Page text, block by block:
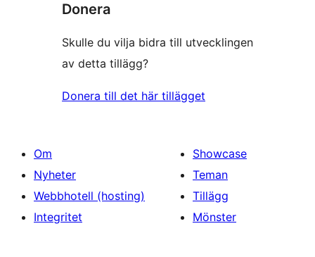
Donera
Skulle du vilja bidra till utvecklingen
av detta tillägg?
Donera till det här tillägget
Om
Nyheter
Webbhotell (hosting)
Integritet
Showcase
Teman
Tillägg
Mönster